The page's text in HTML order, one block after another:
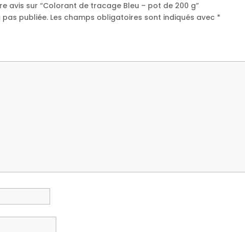
avis sur “Colorant de tracage Bleu – pot de 200 g”
publiée. Les champs obligatoires sont indiqués avec *